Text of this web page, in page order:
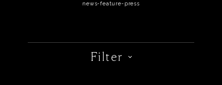
news-feature-press
Filter